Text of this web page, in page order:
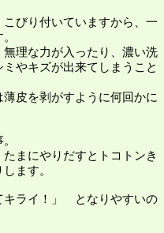
びり付いていますから、一
理な力が入ったり、濃い洗
やキズが出来てしまうこと
皮を剥がすように何回かに
まにやりだすとトコトンき
ます。
ライ！」 となりやすいの